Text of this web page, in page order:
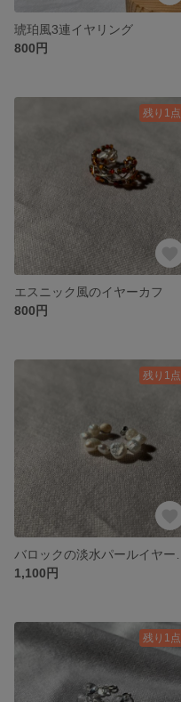
琥珀風3連イヤリング
800円
残り1点
エスニック風のイヤーカフ
800円
残り1点
1,100円
残り1点